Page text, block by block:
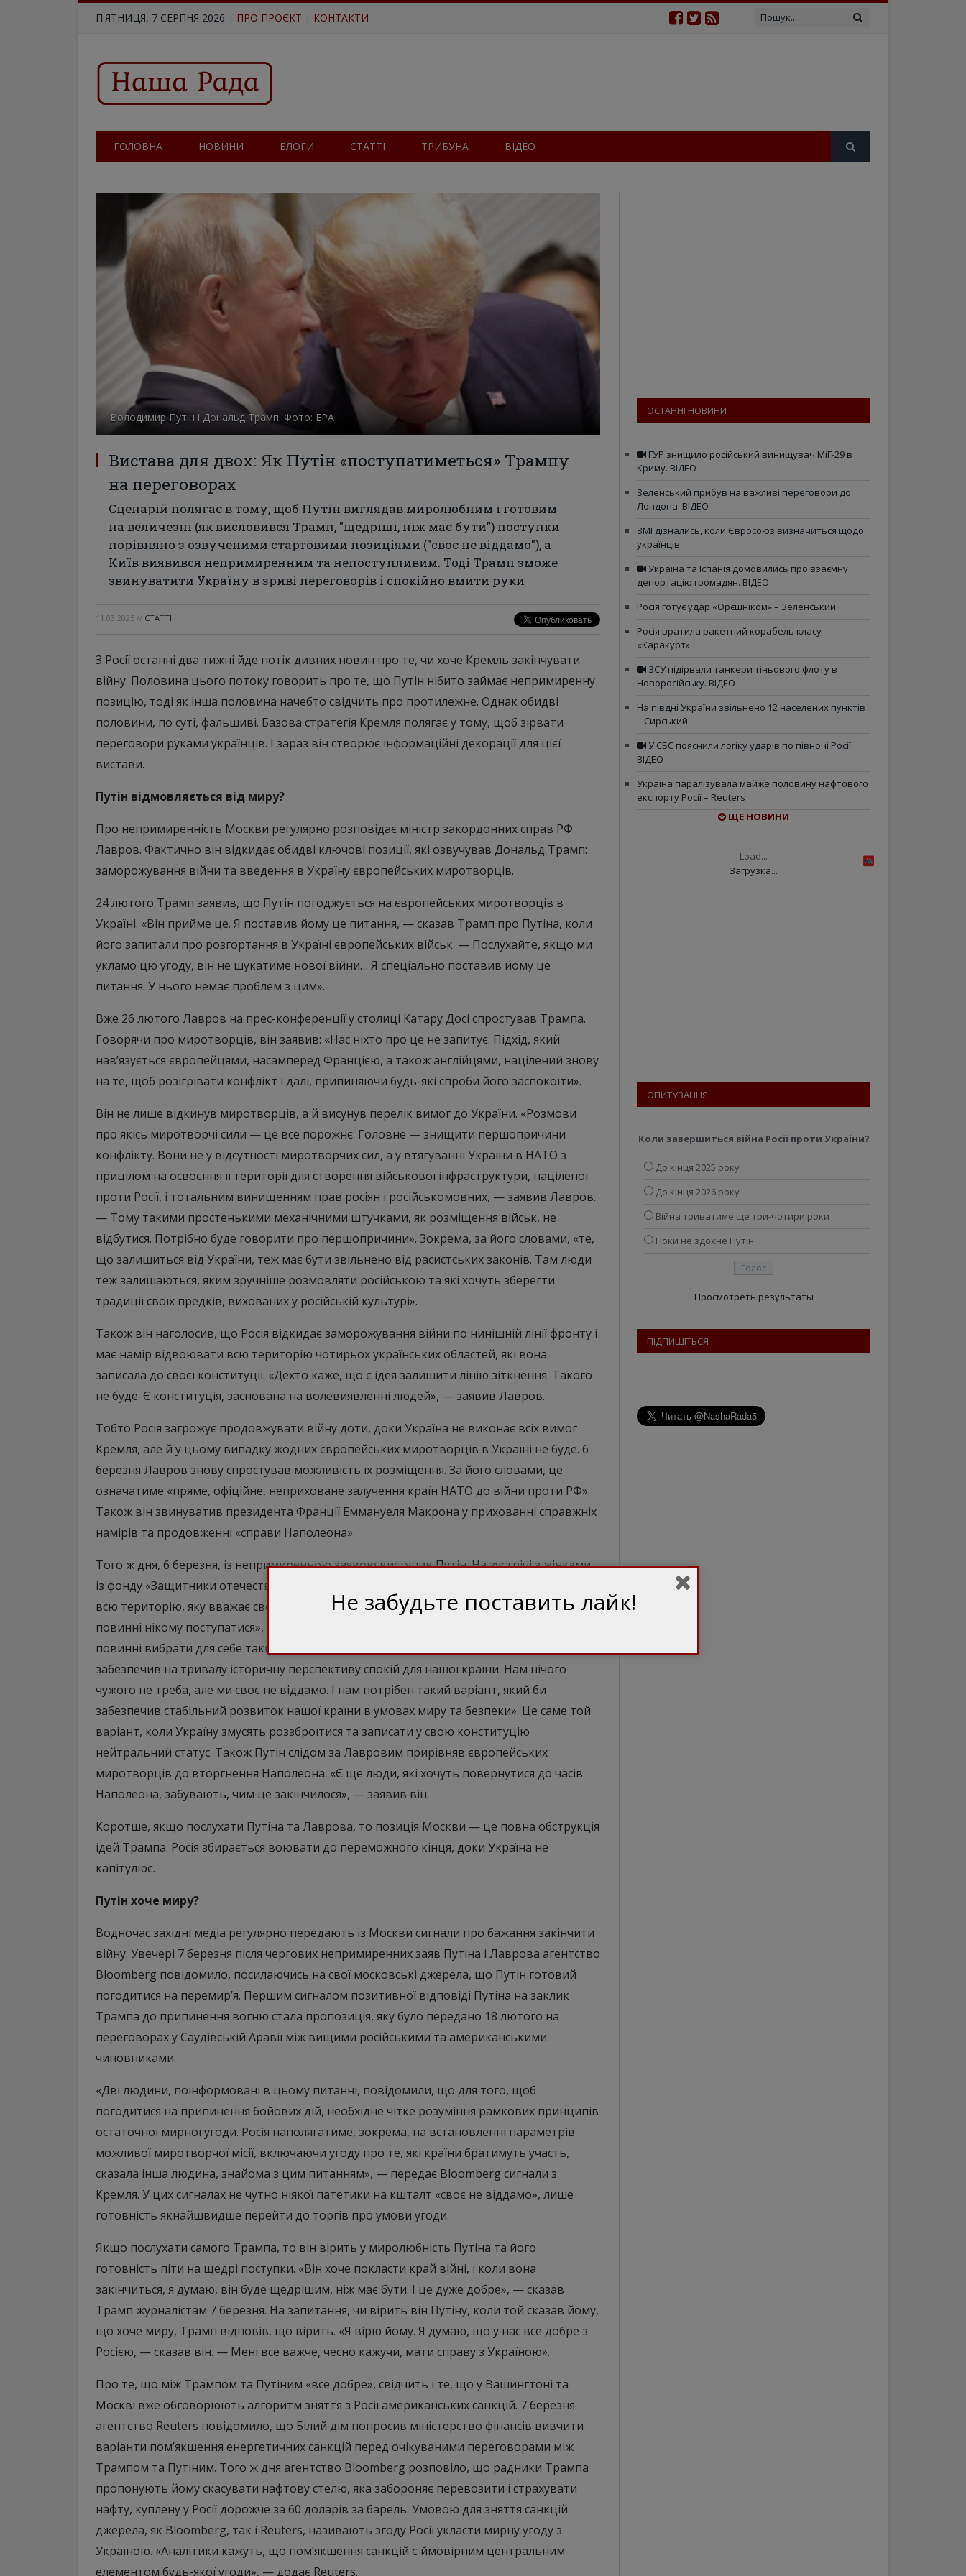
П'ЯТНИЦЯ, 7 СЕРПНЯ 2026 | ПРО ПРОЄКТ | КОНТАКТИ
ГОЛОВНА НОВИНИ БЛОГИ СТАТТІ ТРИБУНА ВІДЕО
Володимир Путін і Дональд Трамп. Фото: ЕРА
Вистава для двох: Як Путін «поступатиметься» Трампу
на переговорах
Сценарій полягає в тому, щоб Путін виглядав миролюбним і готовим
на величезні (як висловився Трамп, "щедріші, ніж має бути") поступки
порівняно з озвученими стартовими позиціями ("своє не віддамо"), а
Київ виявився непримиренним та непоступливим. Тоді Трамп зможе
звинуватити Україну в зриві переговорів і спокійно вмити руки
11.03.2025 // СТАТТІ
З Росії останні два тижні йде потік дивних новин про те, чи хоче Кремль закінчувати
війну. Половина цього потоку говорить про те, що Путін нібито займає непримиренну
позицію, тоді як інша половина начебто свідчить про протилежне. Однак обидві
половини, по суті, фальшиві. Базова стратегія Кремля полягає у тому, щоб зірвати
переговори руками українців. І зараз він створює інформаційні декорації для цієї
вистави.
Путін відмовляється від миру?
Про непримиренність Москви регулярно розповідає міністр закордонних справ РФ
Лавров. Фактично він відкидає обидві ключові позиції, які озвучував Дональд Трамп:
заморожування війни та введення в Україну європейських миротворців.
24 лютого Трамп заявив, що Путін погоджується на європейських миротворців в
Україні. «Він прийме це. Я поставив йому це питання, — сказав Трамп про Путіна, коли
його запитали про розгортання в Україні європейських військ. — Послухайте, якщо ми
укламо цю угоду, він не шукатиме нової війни… Я спеціально поставив йому це
питання. У нього немає проблем з цим».
Вже 26 лютого Лавров на прес-конференції у столиці Катару Досі спростував Трампа.
Говорячи про миротворців, він заявив: «Нас ніхто про це не запитує. Підхід, який
нав’язується європейцями, насамперед Францією, а також англійцями, націлений знову
на те, щоб розігрівати конфлікт і далі, припиняючи будь-які спроби його заспокоїти».
Він не лише відкинув миротворців, а й висунув перелік вимог до України. «Розмови
про якісь миротворчі сили — це все порожнє. Головне — знищити першопричини
конфлікту. Вони не у відсутності миротворчих сил, а у втягуванні України в НАТО з
прицілом на освоєння її території для створення військової інфраструктури, націленої
проти Росії, і тотальним винищенням прав росіян і російськомовних, — заявив Лавров.
— Тому такими простенькими механічними штучками, як розміщення військ, не
відбутися. Потрібно буде говорити про першопричини». Зокрема, за його словами, «те,
що залишиться від України, теж має бути звільнено від расистських законів. Там люди
теж залишаються, яким зручніше розмовляти російською та які хочуть зберегти
традиції своїх предків, вихованих у російській культурі».
Також він наголосив, що Росія відкидає заморожування війни по нинішній лінії фронту і
має намір відвоювати всю територію чотирьох українських областей, які вона
записала до своєї конституції. «Дехто каже, що є ідея залишити лінію зіткнення. Такого
не буде. Є конституція, заснована на волевиявленні людей», — заявив Лавров.
Тобто Росія загрожує продовжувати війну доти, доки Україна не виконає всіх вимог
Кремля, але й у цьому випадку жодних європейських миротворців в Україні не буде. 6
березня Лавров знову спростував можливість їх розміщення. За його словами, це
означатиме «пряме, офіційне, неприховане залучення країн НАТО до війни проти РФ».
Також він звинуватив президента Франції Еммануеля Макрона у прихованні справжніх
намірів та продовженні «справи Наполеона».
Того ж дня, 6 березня, із непримиренною заявою виступив Путін. На зустрічі з жінками
із фонду «Защитники отечества» він підтвердив, що Росія хоче відвоювати в України
всю територію, яку вважає своєю. Відповідаючи на заклик однієї з жінок «ми не
повинні нікому поступатися», Путін пообіцяв: «Ми і не збираємося цього робити. Ми
повинні вибрати для себе такий варіант миру, який би нас влаштовував і який би
забезпечив на тривалу історичну перспективу спокій для нашої країни. Нам нічого
чужого не треба, але ми своє не віддамо. І нам потрібен такий варіант, який би
забезпечив стабільний розвиток нашої країни в умовах миру та безпеки». Це саме той
варіант, коли Україну змусять роззброїтися та записати у свою конституцію
нейтральний статус. Також Путін слідом за Лавровим прирівняв європейських
миротворців до вторгнення Наполеона. «Є ще люди, які хочуть повернутися до часів
Наполеона, забувають, чим це закінчилося», — заявив він.
Коротше, якщо послухати Путіна та Лаврова, то позиція Москви — це повна обструкція
ідей Трампа. Росія збирається воювати до переможного кінця, доки Україна не
капітулює.
Путін хоче миру?
Водночас західні медіа регулярно передають із Москви сигнали про бажання закінчити
війну. Увечері 7 березня після чергових непримиренних заяв Путіна і Лаврова агентство
Bloomberg повідомило, посилаючись на свої московські джерела, що Путін готовий
погодитися на перемир’я. Першим сигналом позитивної відповіді Путіна на заклик
Трампа до припинення вогню стала пропозиція, яку було передано 18 лютого на
переговорах у Саудівській Аравії між вищими російськими та американськими
чиновниками.
«Дві людини, поінформовані в цьому питанні, повідомили, що для того, щоб
погодитися на припинення бойових дій, необхідне чітке розуміння рамкових принципів
остаточної мирної угоди. Росія наполягатиме, зокрема, на встановленні параметрів
можливої миротворчої місії, включаючи угоду про те, які країни братимуть участь,
сказала інша людина, знайома з цим питанням», — передає Bloomberg сигнали з
Кремля. У цих сигналах не чутно ніякої патетики на кшталт «своє не віддамо», лише
готовність якнайшвидше перейти до торгів про умови угоди.
Якщо послухати самого Трампа, то він вірить у миролюбність Путіна та його
готовність піти на щедрі поступки. «Він хоче покласти край війні, і коли вона
закінчиться, я думаю, він буде щедрішим, ніж має бути. І це дуже добре», — сказав
Трамп журналістам 7 березня. На запитання, чи вірить він Путіну, коли той сказав йому,
що хоче миру, Трамп відповів, що вірить. «Я вірю йому. Я думаю, що у нас все добре з
Росією, — сказав він. — Мені все важче, чесно кажучи, мати справу з Україною».
Про те, що між Трампом та Путіним «все добре», свідчить і те, що у Вашингтоні та
Москві вже обговорюють алгоритм зняття з Росії американських санкцій. 7 березня
агентство Reuters повідомило, що Білий дім попросив міністерство фінансів вивчити
варіанти пом’якшення енергетичних санкцій перед очікуваними переговорами між
Трампом та Путіним. Того ж дня агентство Bloomberg розповіло, що радники Трампа
пропонують йому скасувати нафтову стелю, яка забороняє перевозити і страхувати
нафту, куплену у Росії дорожче за 60 доларів за барель. Умовою для зняття санкцій
джерела, як Bloomberg, так і Reuters, називають згоду Росії укласти мирну угоду з
Україною. «Аналітики кажуть, що пом’якшення санкцій є ймовірним центральним
елементом будь-якої угоди», — додає Reuters.
ОСТАННІ НОВИНИ
ГУР знищило російський винищувач МіГ-29 в
Криму. ВІДЕО
Зеленський прибув на важливі переговори до
Лондона. ВІДЕО
ЗМІ дізнались, коли Євросоюз визначиться щодо
українців
Україна та Іспанія домовились про взаємну
депортацію громадян. ВІДЕО
Росія готує удар «Орєшніком» – Зеленський
Росія вратила ракетний корабель класу
«Каракурт»
ЗСУ підірвали танкери тіньового флоту в
Новоросійську. ВІДЕО
На півдні України звільнено 12 населених пунктів
– Сирський
У СБС пояснили логіку ударів по півночі Росії.
ВІДЕО
Україна паралізувала майже половину нафтового
експорту Росії – Reuters
ЩЕ НОВИНИ
Load...
Загрузка...
ОПИТУВАННЯ
Коли завершиться війна Росії проти України?
До кінця 2025 року
До кінця 2026 року
Війна триватиме ще три-чотири роки
Поки не здохне Путін
Просмотреть результаты
ПІДПИШІТЬСЯ
Не забудьте поставить лайк!